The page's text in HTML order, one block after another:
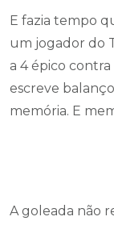
E fazia tempo
um jogador do
a 4 épico
escreve
memória. E
A goleada não